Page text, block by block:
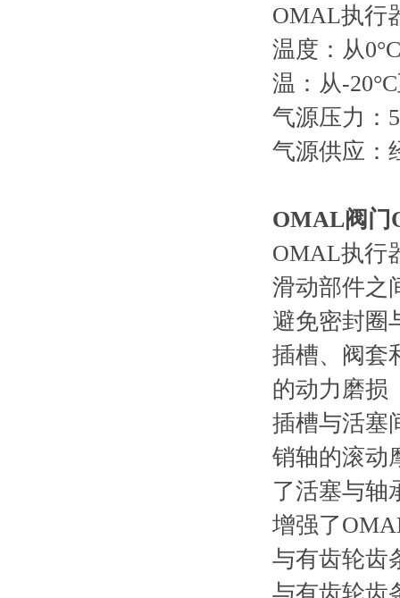
OMAL执行
温度：从
温：从-
气源压力：
气源供应：
OMAL阀门
OMAL执行
滑动部件之
避免密封圈
插槽、阀套
的动力磨损
插槽与活塞
销轴的滚动
了活塞与轴
增强了
与有齿轮齿